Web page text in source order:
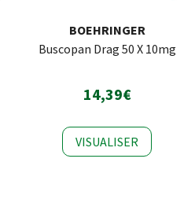
BOEHRINGER
Buscopan Drag 50 X 10mg
14,39€
VISUALISER